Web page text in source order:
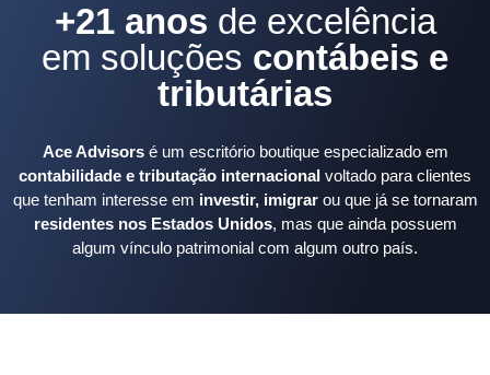
+21 anos de excelência
em soluções contábeis e
tributárias
Ace Advisorsé um escritório boutique especializado em
contabilidade e tributação internacional voltado para clientes
que tenham interesse em investir, imigrarou que já se tornaram
residentes nos Estados Unidos, mas que ainda possuem
algum vínculo patrimonial com algum outro país.